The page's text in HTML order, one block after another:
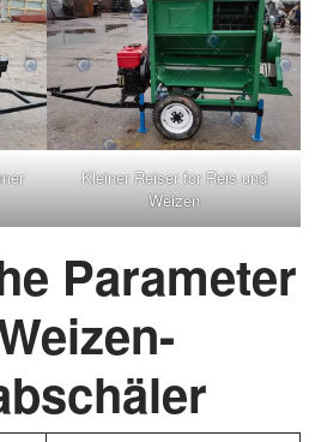
Kleiner Reiser for Reis und
Weizen
Parameter